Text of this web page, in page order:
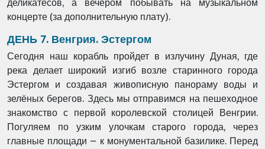
деликатесов, а вечером побывать на музыкальном
концерте (за дополнительную плату).
ДЕНЬ 7. Венгрия. Эстергом
Сегодня наш корабль пройдет в излучину Дуная, где
река делает широкий изгиб возле старинного города
Эстергом и создавая живописную панораму воды и
зелёных берегов. Здесь мы отправимся на пешеходное
знакомство с первой королевской столицей Венгрии.
Погуляем по узким улочкам старого города, через
главные площади – к монументальной базилике. Перед